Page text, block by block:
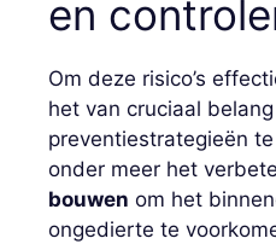
en
Om deze risico’s
het van cruciaal
preventiestrategieën
onder meer het
bouwen om het
ongedierte te